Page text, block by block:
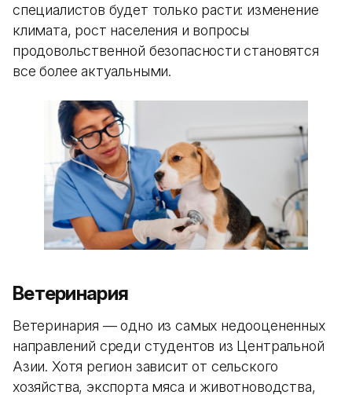
специалистов будет только расти: изменение
климата, рост населения и вопросы
продовольственной безопасности становятся
все более актуальными.
Ветеринария
Ветеринария — одно из самых недооцененных
направлений среди студентов из Центральной
Азии. Хотя регион зависит от сельского
хозяйства, экспорта мяса и животноводства,